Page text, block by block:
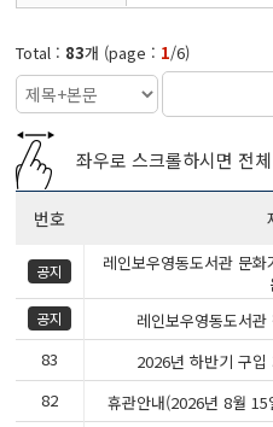
Total : 83개 (page : 1/6)
좌우로 스크롤하시면 전
번호
공지
레인보우영동도서관 문
공지 레인보우영동도서
83
2026년 하반기 구
82
휴관안내(2026년 8월